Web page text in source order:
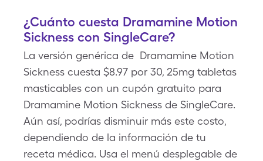
¿Cuánto cuesta Dramamine Motion
Sickness con SingleCare?
La versión genérica de Dramamine Motion
Sickness cuesta $8.97 por 30, 25mg tabletas
masticables con un cupón gratuito para
Dramamine Motion Sickness de SingleCare.
Aún así, podrías disminuir más este costo,
dependiendo de la información de tu
receta médica. Usa el menú desplegable de